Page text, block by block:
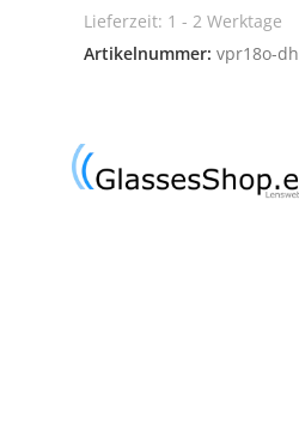
Lieferzeit: 1 - 2 Werktage
Artikelnummer: vpr18o-